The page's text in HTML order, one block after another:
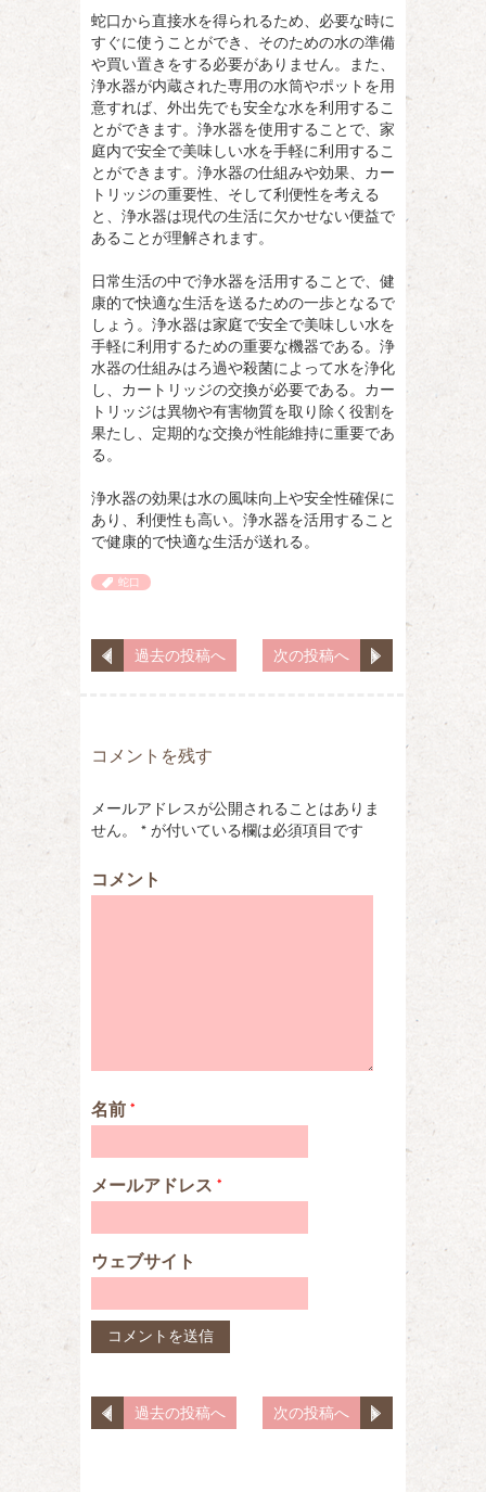
蛇口から直接水を得られるため、必要な時に
すぐに使うことができ、そのための水の準備
や買い置きをする必要がありません。また、
浄水器が内蔵された専用の水筒やポットを用
意すれば、外出先でも安全な水を利用するこ
とができます。浄水器を使用することで、家
庭内で安全で美味しい水を手軽に利用するこ
とができます。浄水器の仕組みや効果、カー
トリッジの重要性、そして利便性を考える
と、浄水器は現代の生活に欠かせない便益で
あることが理解されます。
日常生活の中で浄水器を活用することで、健
康的で快適な生活を送るための一歩となるで
しょう。浄水器は家庭で安全で美味しい水を
手軽に利用するための重要な機器である。浄
水器の仕組みはろ過や殺菌によって水を浄化
し、カートリッジの交換が必要である。カー
トリッジは異物や有害物質を取り除く役割を
果たし、定期的な交換が性能維持に重要であ
る。
浄水器の効果は水の風味向上や安全性確保に
あり、利便性も高い。浄水器を活用すること
で健康的で快適な生活が送れる。
蛇口
過去の投稿へ 次の投稿へ
コメントを残す
メールアドレスが公開されることはありま
せん。
* が付いている欄は必須項目です
コメント
名前 *
メールアドレス *
ウェブサイト
過去の投稿へ 次の投稿へ